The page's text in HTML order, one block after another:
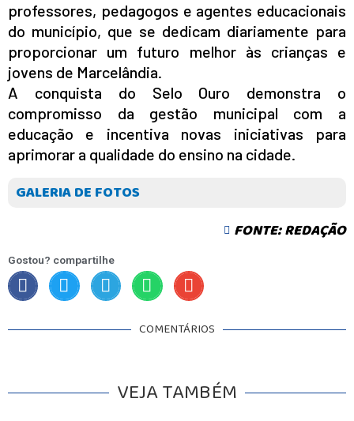
professores, pedagogos e agentes educacionais
do município, que se dedicam diariamente para
proporcionar um futuro melhor às crianças e
jovens de Marcelândia.
A conquista do Selo Ouro demonstra o
compromisso da gestão municipal com a
educação e incentiva novas iniciativas para
aprimorar a qualidade do ensino na cidade.
GALERIA DE FOTOS
FONTE: REDAÇÃO
Gostou? compartilhe
COMENTÁRIOS
VEJA TAMBÉM